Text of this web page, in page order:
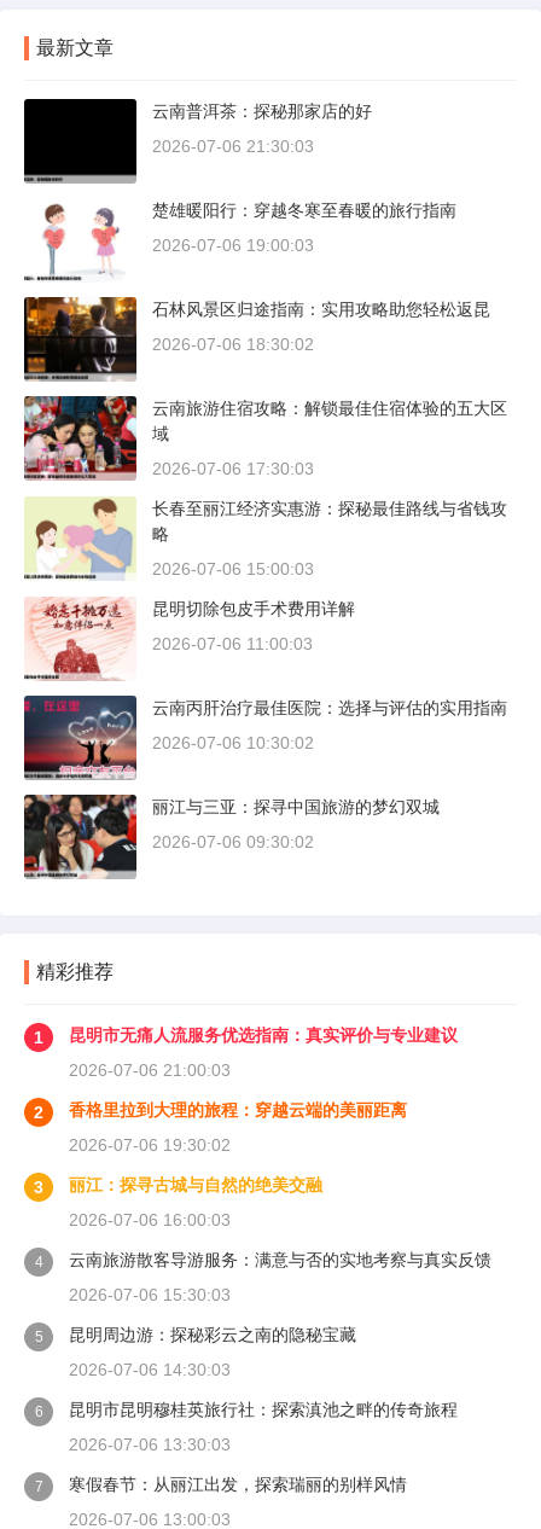
最新文章
云南普洱茶：探秘那家店的好
2026-07-06 21:30:03
楚雄暖阳行：穿越冬寒至春暖的旅行指南
2026-07-06 19:00:03
石林风景区归途指南：实用攻略助您轻松返昆
2026-07-06 18:30:02
云南旅游住宿攻略：解锁最佳住宿体验的五大区
域
2026-07-06 17:30:03
长春至丽江经济实惠游：探秘最佳路线与省钱攻
略
2026-07-06 15:00:03
昆明切除包皮手术费用详解
2026-07-06 11:00:03
云南丙肝治疗最佳医院：选择与评估的实用指南
2026-07-06 10:30:02
丽江与三亚：探寻中国旅游的梦幻双城
2026-07-06 09:30:02
精彩推荐
1
昆明市无痛人流服务优选指南：真实评价与专业建议
2026-07-06 21:00:03
2
香格里拉到大理的旅程：穿越云端的美丽距离
2026-07-06 19:30:02
3
丽江：探寻古城与自然的绝美交融
2026-07-06 16:00:03
4
云南旅游散客导游服务：满意与否的实地考察与真实反馈
2026-07-06 15:30:03
5
昆明周边游：探秘彩云之南的隐秘宝藏
2026-07-06 14:30:03
6
昆明市昆明穆桂英旅行社：探索滇池之畔的传奇旅程
2026-07-06 13:30:03
7
寒假春节：从丽江出发，探索瑞丽的别样风情
2026-07-06 13:00:03